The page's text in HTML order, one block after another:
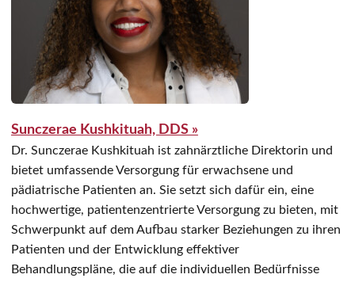
Sunczerae Kushkituah, DDS »
Dr. Sunczerae Kushkituah ist zahnärztliche Direktorin und
bietet umfassende Versorgung für erwachsene und
pädiatrische Patienten an. Sie setzt sich dafür ein, eine
hochwertige, patientenzentrierte Versorgung zu bieten, mit
Schwerpunkt auf dem Aufbau starker Beziehungen zu ihren
Patienten und der Entwicklung effektiver
Behandlungspläne, die auf die individuellen Bedürfnisse